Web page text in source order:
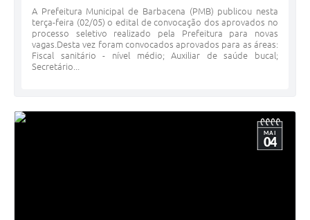
A Prefeitura Municipal de Barbacena (PMB) publicou nesta
terça-feira (02/05) o edital de convocação dos aprovados no
processo seletivo realizado pela Prefeitura para novas
vagas.Desta vez foram convocados aprovados para as áreas:
Fiscal sanitário - nível médio; Auxiliar de saúde bucal;
Secretário...
MAI
04